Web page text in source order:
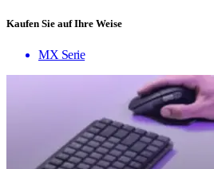
Kaufen Sie auf Ihre Weise
MX Serie